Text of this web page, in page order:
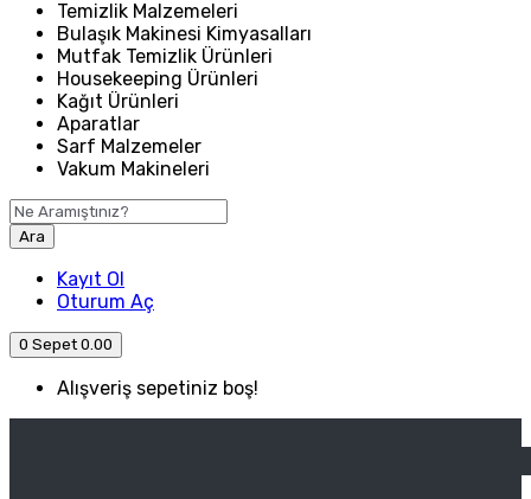
Temizlik Malzemeleri
Bulaşık Makinesi Kimyasalları
Mutfak Temizlik Ürünleri
Housekeeping Ürünleri
Kağıt Ürünleri
Aparatlar
Sarf Malzemeler
Vakum Makineleri
Ara
Kayıt Ol
Oturum Aç
0 Sepet 0.00
Alışveriş sepetiniz boş!